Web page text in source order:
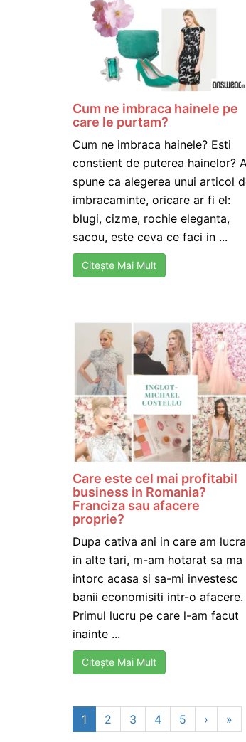
Cum ne imbraca hainele pe
care le purtam?
Cum ne imbraca hainele? Esti
constient de puterea hainelor?
spune ca alegerea unui articol
imbracaminte, oricare ar fi el:
blugi, cizme, rochie eleganta,
sacou, este ceva ce faci in ...
Citește Mai Mult
Care este cel mai profitabil
business in Romania?
Franciza sau afacere
proprie?
Dupa cativa ani in care am
in alte tari, m-am hotarat sa ma
intorc acasa si sa-mi investesc
banii economisiti intr-o afacere.
Primul lucru pe care l-am facut
inainte ...
Citește Mai Mult
1 2 3 4 5 › »